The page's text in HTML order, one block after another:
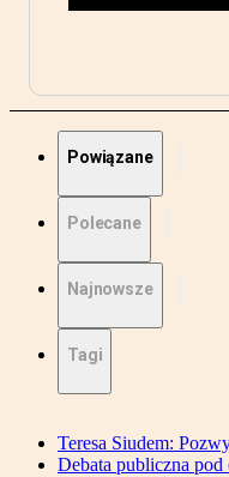
Powiązane
Polecane
Najnowsze
Tagi
Teresa Siudem:
Debata publiczna